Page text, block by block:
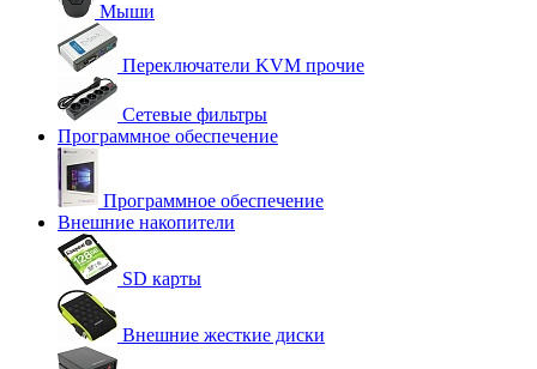
Мыши
Переключатели KVM прочие
Сетевые фильтры
Программное обеспечение
Программное обеспечение
Внешние накопители
SD карты
Внешние жесткие диски